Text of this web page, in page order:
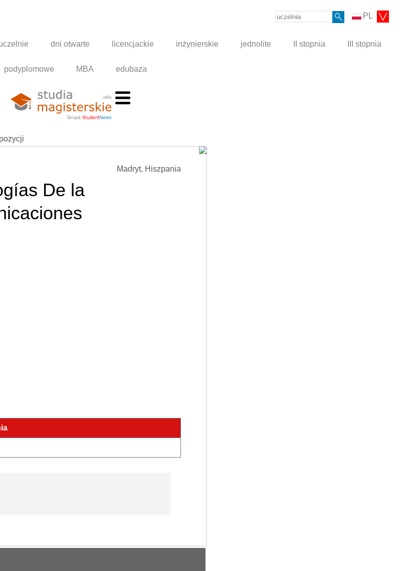
PL
dni otwarte licencjackie inżynierskie jednolite II stopnia III stopnia
podyplomowe MBA edubaza
Madryt, Hiszpania
De la